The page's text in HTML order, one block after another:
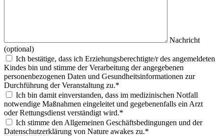
Nachricht
(optional)
Ich bestätige, dass ich Erziehungsberechtigte/r des angemeldeten
Kindes bin und stimme der Verarbeitung der angegebenen
personenbezogenen Daten und Gesundheitsinformationen zur
Durchführung der Veranstaltung zu.*
Ich bin damit einverstanden, dass im medizinischen Notfall
notwendige Maßnahmen eingeleitet und gegebenenfalls ein Arzt
oder Rettungsdienst verständigt wird.*
Ich stimme den Allgemeinen Geschäftsbedingungen und der
Datenschutzerklärung von Nature awakes zu.*